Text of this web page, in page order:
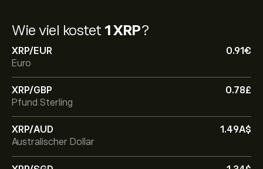
Wie viel kostet 1 XRP?
XRP/EUR
0.91‎€‎
Euro
XRP/GBP
0.78‎£‎
Pfund Sterling
XRP/AUD
1.49‎A$‎
Australischer Dollar